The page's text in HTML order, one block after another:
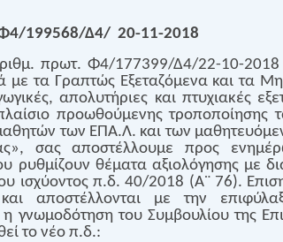
199568/Δ4/ 20-11-2018
πρωτ. Φ4/177399/Δ4/22-10-2018
με τα Γραπτώς Εξεταζόμενα και τα
απολυτήριες και πτυχιακές
προωθούμενης
των ΕΠΑ.Λ. και των
σας αποστέλλουμε προς
θέματα αξιολόγησης με
ισχύοντος π.δ. 40/2018 (Α¨ 76).
και αποστέλλονται με την
γνωμοδότηση του Συμβουλίου της
το νέο π.δ.: